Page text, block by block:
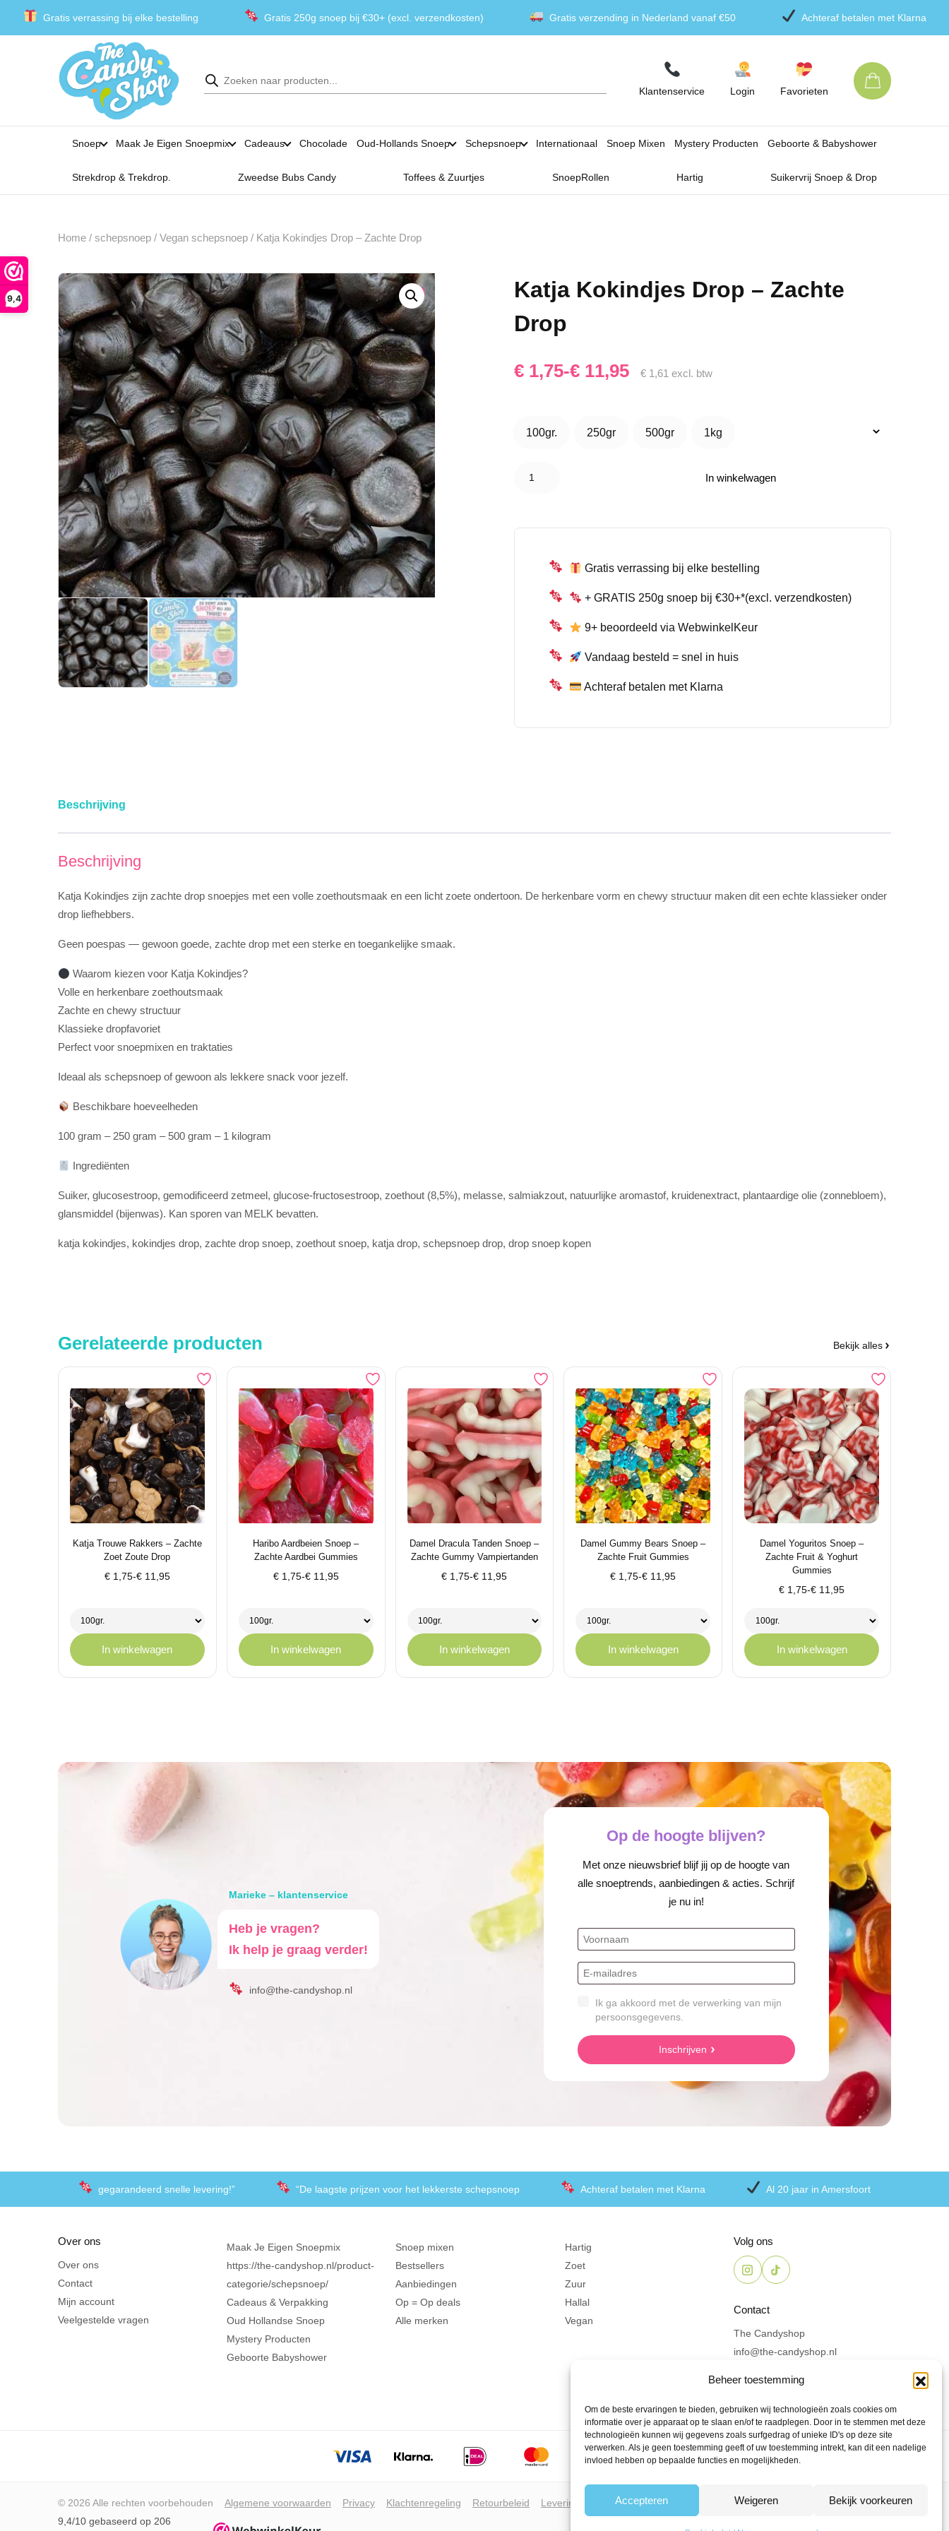
9,4
Beheer toestemming
Om de beste ervaringen te bieden, gebruiken wij technologieën zoals cookies om
informatie over je apparaat op te slaan en/of te raadplegen. Door in te stemmen met deze
technologieën kunnen wij gegevens zoals surfgedrag of unieke ID's op deze site
verwerken. Als je geen toestemming geeft of uw toestemming intrekt, kan dit een nadelige
invloed hebben op bepaalde functies en mogelijkheden.
Accepteren Weigeren Bekijk voorkeuren
Gratis verrassing bij elke bestelling Gratis 250g snoep bij €30+ (excl. verzendkosten) Gratis verzending in Nederland vanaf €50 Achteraf betalen met Klarna
Producten
zoeken
Klantenservice Login Favorieten
Snoep Maak Je Eigen Snoepmix Cadeaus Chocolade Oud-Hollands Snoep Schepsnoep Internationaal Snoep Mixen Mystery Producten Geboorte & Babyshower
Strekdrop & Trekdrop. Zweedse Bubs Candy Toffees & Zuurtjes SnoepRollen Hartig Suikervrij Snoep & Drop
Home / schepsnoep / Vegan schepsnoep / Katja Kokindjes Drop – Zachte Drop
Katja Kokindjes Drop – Zachte
Drop
€ 1,75-€ 11,95
Prijsklasse:
tot
€ 1,61 excl. btw
100gr.
100gr.
250gr
250gr
500gr
500gr
1kg
1kg
Kokindjes
In winkelwagen
Gratis verrassing bij elke bestelling
+ GRATIS 250g snoep bij €30+*(excl. verzendkosten)
9+ beoordeeld via WebwinkelKeur
Vandaag besteld = snel in huis
Achteraf betalen met Klarna
Beschrijving
Beschrijving
Katja Kokindjes zijn zachte drop snoepjes met een volle zoethoutsmaak en een licht zoete ondertoon. De herkenbare vorm en chewy structuur maken dit een echte klassieker onder
drop liefhebbers.
Geen poespas — gewoon goede, zachte drop met een sterke en toegankelijke smaak.
Waarom kiezen voor Katja Kokindjes?
Volle en herkenbare zoethoutsmaak
Zachte en chewy structuur
Klassieke dropfavoriet
Perfect voor snoepmixen en traktaties
Ideaal als schepsnoep of gewoon als lekkere snack voor jezelf.
Beschikbare hoeveelheden
100 gram – 250 gram – 500 gram – 1 kilogram
Ingrediënten
Suiker, glucosestroop, gemodificeerd zetmeel, glucose-fructosestroop, zoethout (8,5%), melasse, salmiakzout, natuurlijke aromastof, kruidenextract, plantaardige olie (zonnebloem),
glansmiddel (bijenwas). Kan sporen van MELK bevatten.
katja kokindjes, kokindjes drop, zachte drop snoep, zoethout snoep, katja drop, schepsnoep drop, drop snoep kopen
Gerelateerde producten Bekijk alles
Katja Trouwe Rakkers – Zachte
Zoet Zoute Drop
€1,75-€11,95
Prijsklasse:
In winkelwagen
Haribo Aardbeien Snoep –
Zachte Aardbei Gummies
€1,75-€11,95
Prijsklasse:
In winkelwagen
Damel Dracula Tanden Snoep –
Zachte Gummy Vampiertanden
€ 1,75-€ 11,95
Prijsklasse:
In winkelwagen
Damel Gummy Bears Snoep –
Zachte Fruit Gummies
€ 1,75-€ 11,95
Prijsklasse:
In winkelwagen
Damel Yoguritos Snoep –
Zachte Fruit & Yoghurt
Gummies
€ 1,75-€ 11,95
Prijsklasse:
€ 11,95
In winkelwagen
Marieke – klantenservice
Heb je vragen?
Ik help je graag verder!
info@the-candyshop.nl
Op de hoogte blijven?
Met onze nieuwsbrief blijf jij op de hoogte van
alle snoeptrends, aanbiedingen & acties. Schrijf
je nu in!
Ik ga akkoord met de verwerking van mijn
persoonsgegevens.
Inschrijven
gegarandeerd snelle levering!” “De laagste prijzen voor het lekkerste schepsnoep Achteraf betalen met Klarna Al 20 jaar in Amersfoort
Over ons
Over ons
Contact
Mijn account
Veelgestelde vragen
Maak Je Eigen Snoepmix
https://the-candyshop.nl/product-
categorie/schepsnoep/
Cadeaus & Verpakking
Oud Hollandse Snoep
Mystery Producten
Geboorte Babyshower
Snoep mixen
Bestsellers
Aanbiedingen
Op = Op deals
Alle merken
Hartig
Zoet
Zuur
Hallal
Vegan
Volg ons
Contact
The Candyshop
info@the-candyshop.nl
© 2026 Alle rechten voorbehouden Algemene voorwaarden Privacy Klachtenregeling Retourbeleid Leveringsvoorwaarden
Powered by Fyrst
9,4/10 gebaseerd op 206